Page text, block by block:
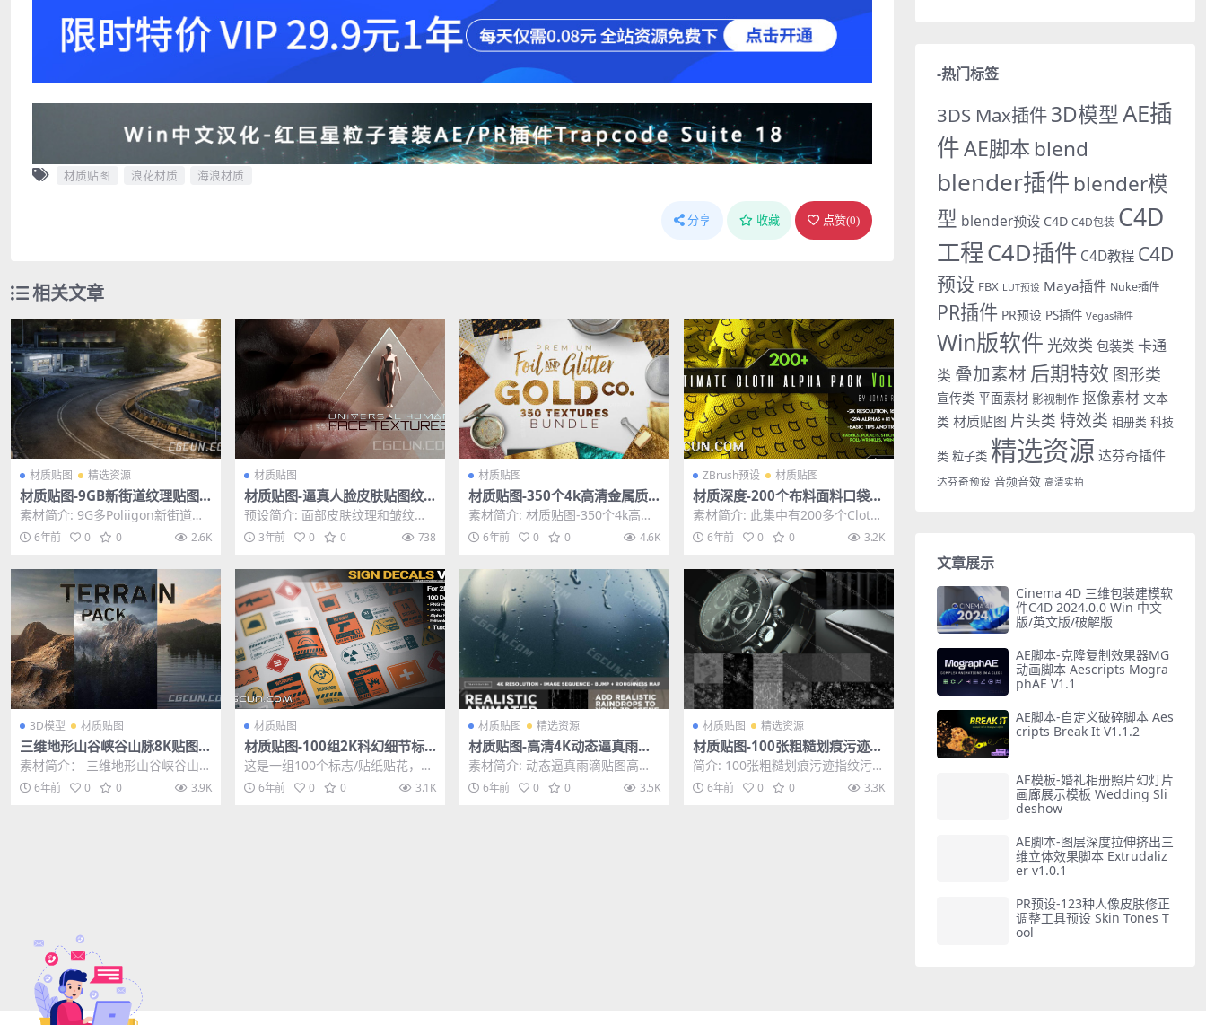
材质贴图 浪花材质 海浪材质
分享 收藏 点赞(0)
相关文章
材质贴图 精选资源
材质贴图-9GB新街道纹理贴图
材质合集Poliigon 6K贴图
素材简介: 9G多Poliigon新街道纹
理贴图材质合集,Poliigon是由C...
6年前 0 0 2.6K
材质贴图
材质贴图-逼真人脸皮肤贴图纹
理素材 Universal Human Fac
e Textures 1.0
预设简介: 面部皮肤纹理和皱纹贴
图，专为与Blender 中的通用人体
皮肤着色器...
3年前 0 0 738
材质贴图
材质贴图-350个4k高清金属质
感铝合金箔金属纹理贴图素材4
GB
素材简介: 材质贴图-350个4k高清
金属质感铝合金箔金属纹理贴图素
材4.2GB...
6年前 0 0 4.6K
ZBrush预设 材质贴图
材质深度-200个布料面料口袋缝
线纽扣皱纹拉链效果Alpha纹理
贴图
素材简介: 此集中有200多个Cloth
alpha纹理。专为布料细节，纹理
和雕...
6年前 0 0 3.2K
3D模型 材质贴图
三维地形山谷峡谷山脉8K贴图包
含模型包
素材简介： 三维地形山谷峡谷山脉
8K贴图包含模型包，包含山地、草
原、峡谷三种类型...
6年前 0 0 3.9K
材质贴图
材质贴图-100组2K科幻细节标
志科技贴图合集
这是一组100个标志/贴纸贴花，可
用于在诸如Substance Painte
r，...6年前 0 0 3.1K
材质贴图 精选资源
材质贴图-高清4K动态逼真雨滴
水贴图素材479帧（动态序列）
素材简介: 动态逼真雨滴贴图高清4
K素材479帧（动态序列）包含什
么 ：全动画逼...
6年前 0 0 3.5K
材质贴图 精选资源
材质贴图-100张粗糙划痕污迹指
纹污垢垃圾纹理贴图8K超高清贴
图
简介: 100张粗糙划痕污迹指纹污垢
垃圾纹理贴图8K超高清贴图，这是
一种新的运动...
6年前 0 0 3.3K
-热门标签
3DS Max插件3D模型AE插
件AE脚本 blend
blender插件 blender模
型 blender预设 C4D C4D包装 C4D
工程C4D插件 C4D教程 C4D
预设 FBX LUT预设 Maya插件 Nuke插件
PR插件 PR预设 PS插件 Vegas插件
Win版软件 光效类 包装类 卡通
类 叠加素材 后期特效 图形类
宣传类 平面素材 影视制作 抠像素材 文本
类 材质贴图 片头类 特效类 相册类 科技
类 粒子类 精选资源 达芬奇插件
达芬奇预设 音频音效 高清实拍
文章展示
Cinema 4D 三维包装建模软
件C4D 2024.0.0 Win 中文
版/英文版/破解版
AE脚本-克隆复制效果器MG
动画脚本 Aescripts Mogra
phAE V1.1
AE脚本-自定义破碎脚本 Aes
cripts Break It V1.1.2
AE模板-婚礼相册照片幻灯片
画廊展示模板 Wedding Sli
deshow
AE脚本-图层深度拉伸挤出三
维立体效果脚本 Extrudaliz
er v1.0.1
PR预设-123种人像皮肤修正
调整工具预设 Skin Tones T
ool